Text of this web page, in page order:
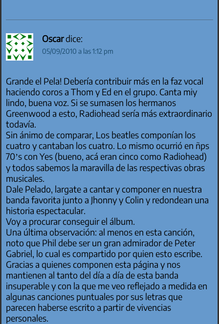
Oscardice:
05/09/2010 a las 1:12 pm
Grande el Pela! Debería contribuir más en la faz vocal
haciendo coros a Thom y Ed en el grupo. Canta miy
lindo, buena voz. Si se sumasen los hermanos
Greenwood a esto, Radiohead sería más extraordinario
todavía.
Sin ánimo de comparar, Los beatles componían los
cuatro y cantaban los cuatro. Lo mismo ocurrió en ñps
70’s con Yes (bueno, acá eran cinco como Radiohead)
y todos sabemos la maravilla de las respectivas obras
musicales.
Dale Pelado, largate a cantar y componer en nuestra
banda favorita junto a Jhonny y Colin y redondean una
historia espectacular.
Voy a procurar conseguir el álbum.
Una última observación: al menos en esta canción,
noto que Phil debe ser un gran admirador de Peter
Gabriel, lo cual es compartido por quien esto escribe.
Gracias a quienes componen esta página y nos
mantienen al tanto del día a día de esta banda
insuperable y con la que me veo reflejado a medida en
algunas canciones puntuales por sus letras que
parecen haberse escrito a partir de vivencias
personales.